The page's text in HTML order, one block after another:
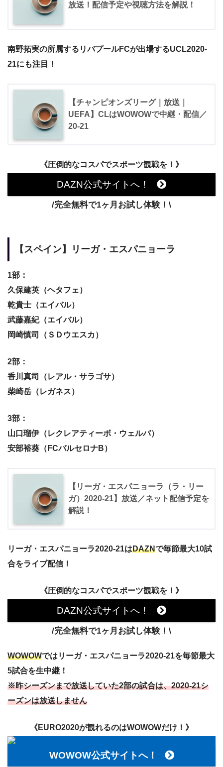
放送！配信予定や視聴方法を解説！
南野拓実の所属するリバプールFCが出場するUCL2020-
21にも注目！
【チャンピオンズリーグ｜放送｜
UEFA】CLはWOWOWで中継・配信／
20-21
《圧倒的なコスパでスポーツ観戦を！》
DAZN公式サイトへ！
/完全無料で1ヶ月お試し体験！\
【スペイン】リーガ・エスパニョーラ
1部：
久保建英（ヘタフェ）
乾貴士（エイバル）
武藤嘉紀（エイバル）
岡崎慎司（ＳＤウエスカ）
2部：
香川真司（レアル・サラゴサ）
柴崎岳（レガネス）
3部：
山口瑠伊（レクレアティーボ・ウェルバ）
安部裕葵（FCバルセロナB）
【リーガ・エスパニョーラ（ラ・リー
ガ）2020-21】放送／ネット配信予定を
解説！
リーガ・エスパニョーラ2020-21はDAZNで毎節最大10試
合をライブ配信！
《圧倒的なコスパでスポーツ観戦を！》
DAZN公式サイトへ！
/完全無料で1ヶ月お試し体験！\
WOWOWではリーガ・エスパニョーラ2020-21を毎節最大
5試合を生中継！
※昨シーズンまで放送していた2部の試合は、2020-21シ
ーズンは放送しません
《EURO2020が観れるのはWOWOWだけ！》
WOWOW公式サイトへ！